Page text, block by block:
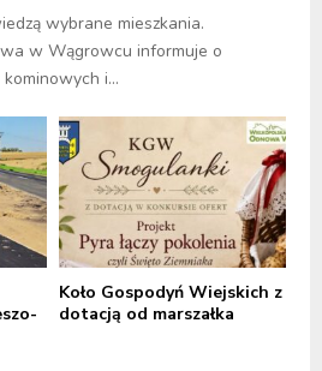
wybrane mieszkania.
w Wągrowcu informuje o
i...
Koło Gospodyń Wiejskich z
dotacją od marszałka